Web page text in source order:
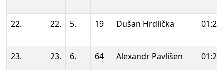
22. 22. 5. 19 Dušan Hrdlička
23. 23. 6. 64 Alexandr Pavlišen